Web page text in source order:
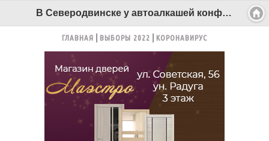
В Северодвинске у автоалкашей конфисковали 24 автомобиля - Беломорканал Северодвинск tv29.ru
ГЛАВНАЯ ВЫБОРЫ 2022 КОРОНАВИРУС